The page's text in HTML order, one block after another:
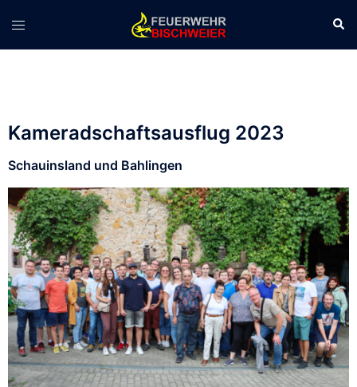
Kameradschaftsausflug 2023
Schauinsland und Bahlingen